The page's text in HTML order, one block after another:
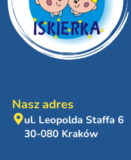
Nasz adres
ul. Leopolda Staffa 6
30-080 Kraków